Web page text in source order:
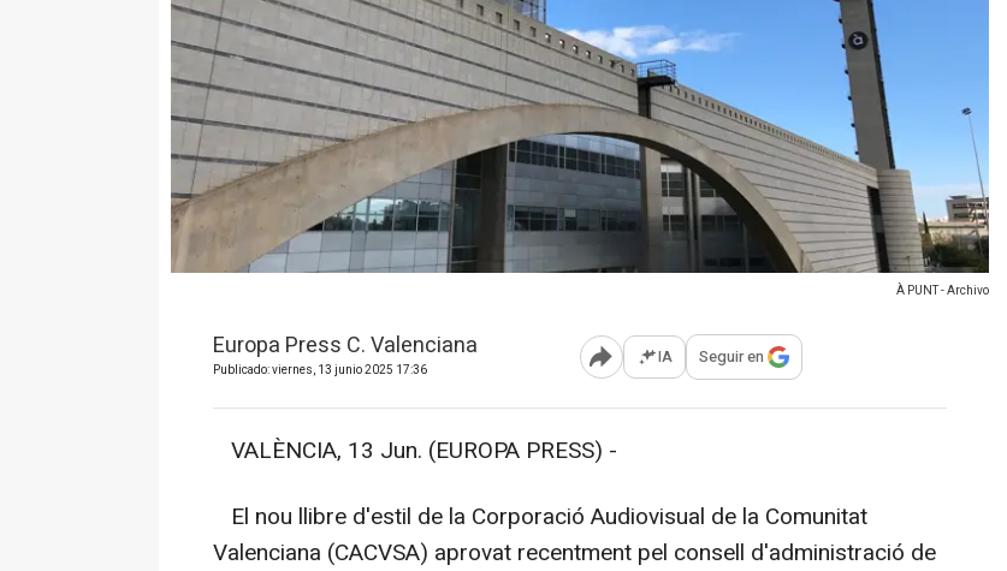
À PUNT - Archivo
Europa Press C. Valenciana
Publicado: viernes, 13 junio 2025 17:36 Abrir opciones para compartir
IA Seguir en
VALÈNCIA, 13 Jun. (EUROPA PRESS) -
El nou llibre d'estil de la Corporació Audiovisual de la Comunitat
Valenciana (CACVSA) aprovat recentment pel consell d'administració de